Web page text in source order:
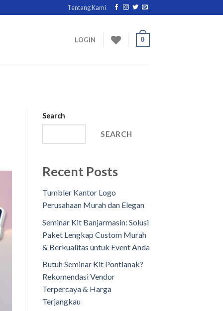
Tentang Kami
LOGIN 0
Search
SEARCH
Recent Posts
Tumbler Kantor Logo
Perusahaan Murah dan Elegan
Seminar Kit Banjarmasin: Solusi
Paket Lengkap Custom Murah
& Berkualitas untuk Event Anda
Butuh Seminar Kit Pontianak?
Rekomendasi Vendor
Terpercaya & Harga
Terjangkau